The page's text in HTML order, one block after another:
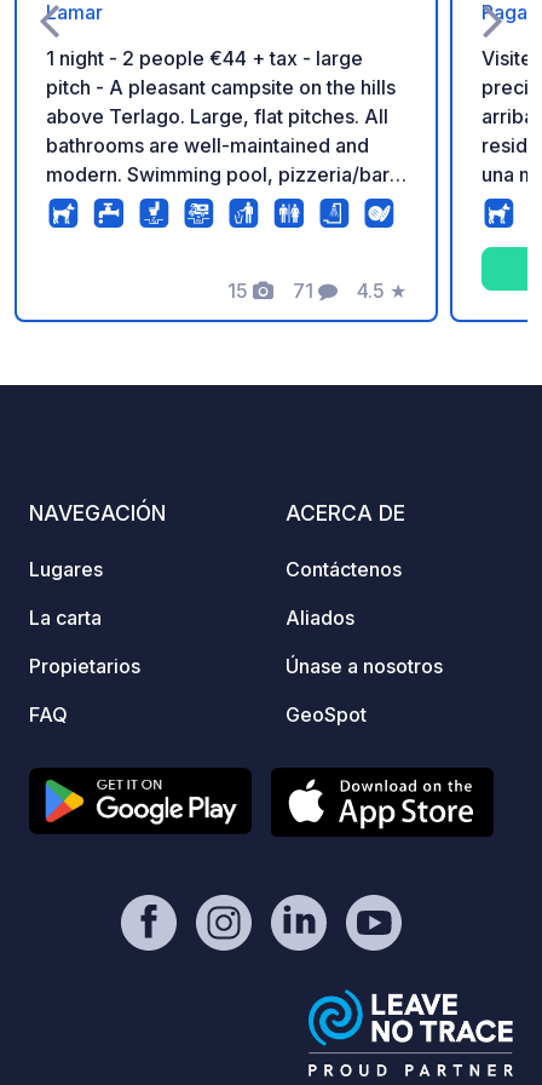
Lamar
1 night - 2 people €44 + tax - large
pitch - A pleasant campsite on the hills
above Terlago. Large, flat pitches. All
bathrooms are well-maintained and
modern. Swimming pool, pizzeria/bar,
and small supermarket on site. Fresh
bread and pastries served daily. Walks
15
Fotos
71
Comentarios
4.5
Calificación
★
Visite
arriba. Aclaración sobre
una
5 cm
para
para
NAVEGACIÓN
Lugares
La carta
Propietarios
FAQ
ACERCA DE
Contáctenos
Aliados
Únase a nosotros
GeoSpot